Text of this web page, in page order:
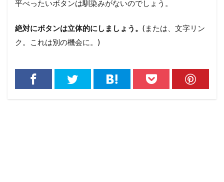
平べったいボタンは馴染みがないのでしょう。
絶対にボタンは立体的にしましょう。 (または、文字リン
ク。これは別の機会に。)